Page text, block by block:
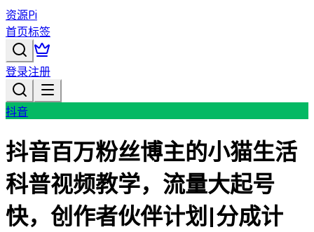
资源Pi
首页标签
登录注册
抖音
抖音百万粉丝博主的小猫生活
科普视频教学，流量大起号
快，创作者伙伴计划|分成计